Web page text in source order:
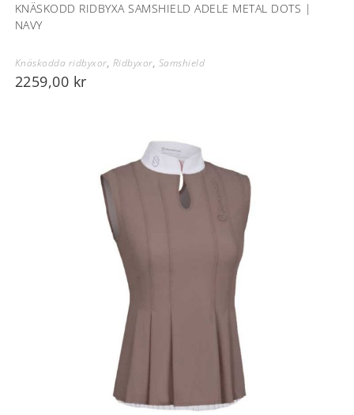
KNÄSKODD RIDBYXA SAMSHIELD ADELE METAL DOTS |
NAVY
Knäskodda ridbyxor, Ridbyxor, Samshield
2259,00 kr